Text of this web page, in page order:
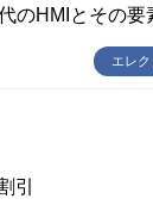
のHMIとその要
エレ
引